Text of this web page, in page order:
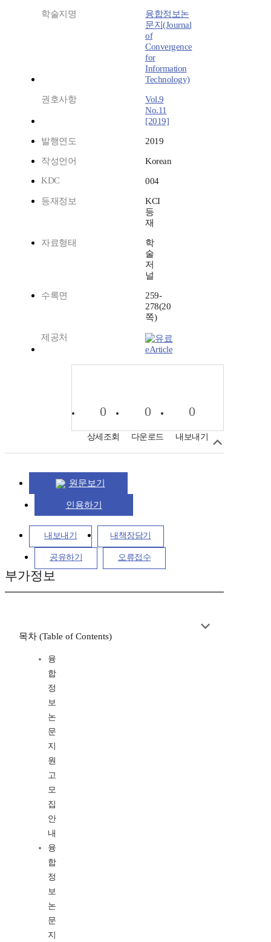
학술지명
융합정보논
문지(Journal
of
Convergence
for
Information
Technology)
권호사항
Vol.9
No.11
[2019]
발행연도 2019
작성언어
Korean
KDC
004
등재정보
KCI
등
재
자료형태
학
술
저
널
수록면
259-
278(20
쪽)
제공처
eArticle
0
상세조회
0
다운로드
0
내보내기
원문보기
인용하기
내보내기 내책장담기
공유하기 오류접수
부가정보
목차 (Table of Contents)
융
합
정
보
논
문
지
원
고
모
집
안
내
융
합
정
보
논
문
지